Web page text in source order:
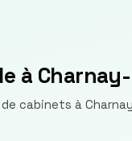
à
cabinets à